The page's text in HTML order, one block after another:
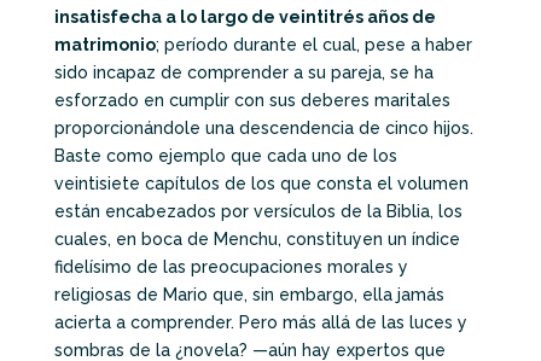
insatisfecha a lo largo de veintitrés años de
matrimonio; período durante el cual, pese a haber
sido incapaz de comprender a su pareja, se ha
esforzado en cumplir con sus deberes maritales
proporcionándole una descendencia de cinco hijos.
Baste como ejemplo que cada uno de los
veintisiete capítulos de los que consta el volumen
están encabezados por versículos de la Biblia, los
cuales, en boca de Menchu, constituyen un índice
fidelísimo de las preocupaciones morales y
religiosas de Mario que, sin embargo, ella jamás
acierta a comprender. Pero más allá de las luces y
sombras de la ¿novela? —aún hay expertos que